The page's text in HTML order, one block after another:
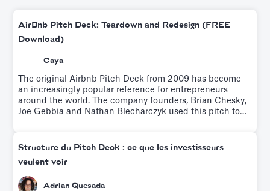
AirBnb Pitch Deck: Teardown and Redesign (FREE
Download)
Caya
The original Airbnb Pitch Deck from 2009 has become
an increasingly popular reference for entrepreneurs
around the world. The company founders, Brian Chesky,
Joe Gebbia and Nathan Blecharczyk used this pitch to
Structure du Pitch Deck : ce que les investisseurs
veulent voir
Adrian Quesada